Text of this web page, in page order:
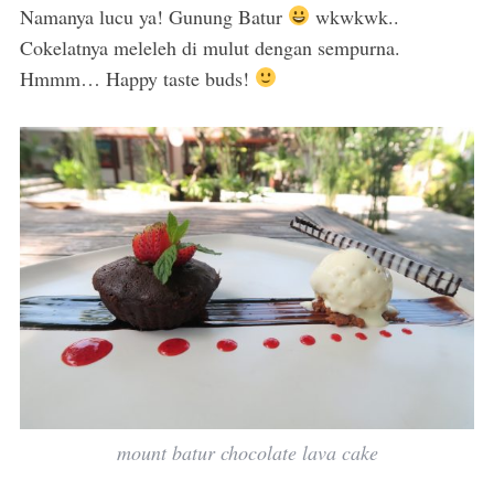
Namanya lucu ya! Gunung Batur
wkwkwk..
Cokelatnya meleleh di mulut dengan sempurna.
Hmmm… Happy taste buds!
mount batur chocolate lava cake